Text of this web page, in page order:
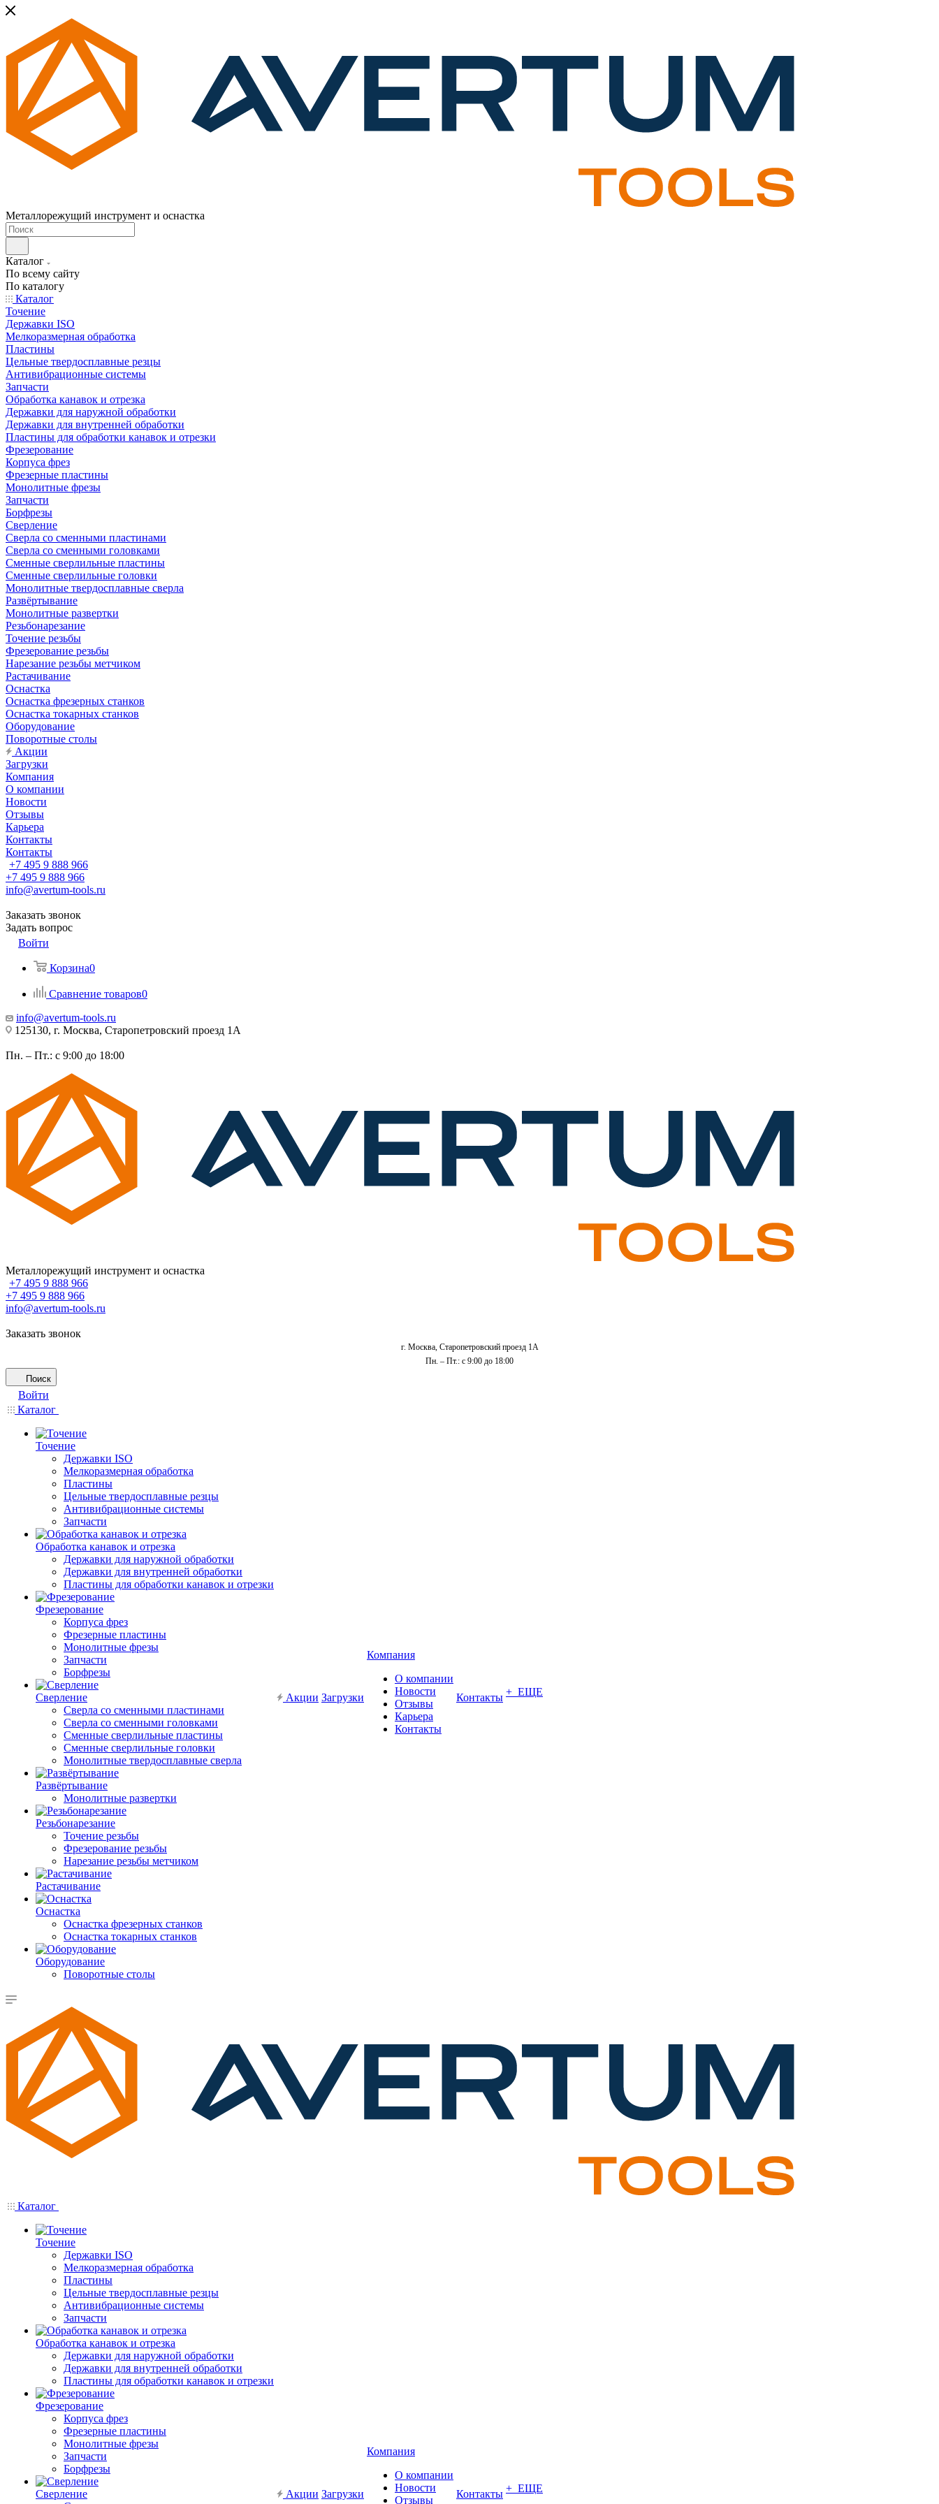
Металлорежущий инструмент и оснастка
Каталог
По всему сайту
По каталогу
Каталог
Точение
Державки ISO
Мелкоразмерная обработка
Пластины
Цельные твердосплавные резцы
Антивибрационные системы
Запчасти
Обработка канавок и отрезка
Державки для наружной обработки
Державки для внутренней обработки
Пластины для обработки канавок и отрезки
Фрезерование
Корпуса фрез
Фрезерные пластины
Монолитные фрезы
Запчасти
Борфрезы
Сверление
Сверла со сменными пластинами
Сверла со сменными головками
Сменные сверлильные пластины
Сменные сверлильные головки
Монолитные твердосплавные сверла
Развёртывание
Монолитные развертки
Резьбонарезание
Точение резьбы
Фрезерование резьбы
Нарезание резьбы метчиком
Растачивание
Оснастка
Оснастка фрезерных станков
Оснастка токарных станков
Оборудование
Поворотные столы
Акции
Загрузки
Компания
О компании
Новости
Отзывы
Карьера
Контакты
Контакты
+7 495 9 888 966
+7 495 9 888 966
info@avertum-tools.ru
Заказать звонок
Задать вопрос
Войти
Корзина0
Сравнение товаров0
info@avertum-tools.ru
125130, г. Москва, Старопетровский проезд 1А
Пн. – Пт.: с 9:00 до 18:00
Металлорежущий инструмент и оснастка
+7 495 9 888 966
+7 495 9 888 966
info@avertum-tools.ru
Заказать звонок
г. Москва, Старопетровский проезд 1А
Пн. – Пт.: с 9:00 до 18:00
Поиск
Войти
Каталог
Точение
Державки ISO
Мелкоразмерная обработка
Пластины
Цельные твердосплавные резцы
Антивибрационные системы
Запчасти
Обработка канавок и отрезка
Державки для наружной обработки
Державки для внутренней обработки
Пластины для обработки канавок и отрезки
Фрезерование
Корпуса фрез
Фрезерные пластины
Монолитные фрезы
Запчасти
Борфрезы
Сверление
Сверла со сменными пластинами
Сверла со сменными головками
Сменные сверлильные пластины
Сменные сверлильные головки
Монолитные твердосплавные сверла
Развёртывание
Монолитные развертки
Резьбонарезание
Точение резьбы
Фрезерование резьбы
Нарезание резьбы метчиком
Растачивание
Оснастка
Оснастка фрезерных станков
Оснастка токарных станков
Оборудование
Поворотные столы
Акции Загрузки
Компания
О компании
Новости
Отзывы
Карьера
Контакты
Контакты + ЕЩЕ
Каталог
Точение
Державки ISO
Мелкоразмерная обработка
Пластины
Цельные твердосплавные резцы
Антивибрационные системы
Запчасти
Обработка канавок и отрезка
Державки для наружной обработки
Державки для внутренней обработки
Пластины для обработки канавок и отрезки
Фрезерование
Корпуса фрез
Фрезерные пластины
Монолитные фрезы
Запчасти
Борфрезы
Сверление
Акции Загрузки
Компания
О компании
Новости
Отзывы
Контакты + ЕЩЕ